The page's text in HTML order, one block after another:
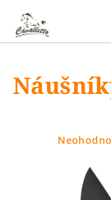
obsah
Průměrné
produktu